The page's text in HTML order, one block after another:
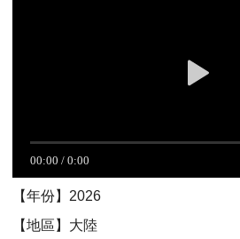
【年份】2026
【地區】大陸